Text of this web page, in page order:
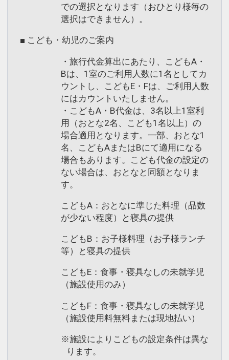
での選択となります（おひとり様毎の
選択はできません）。
■ こども・幼児のご案内
・旅行代金算出にあたり、こどもA・
Bは、1室のご利用人数に1名としてカ
ウントし、こどもE・Fは、ご利用人数
にはカウントいたしません。
・こどもA・B代金は、3名以上1室利
用（おとな2名、こども1名以上）の
場合適用となります。一部、おとな1
名、こどもAまたはBにて適用になる
場合もあります。こども代金の設定の
ない場合は、おとなと同額となりま
す。
こどもA：おとなに準じた料理（品数
が少ない程度）と寝具の提供
こどもB：お子様料理（お子様ランチ
等）と寝具の提供
こどもE：食事・寝具なしの未就学児
（施設使用のみ）
こどもF：食事・寝具なしの未就学児
（施設使用料無料または現地払い）
※施設によりこどもの設定条件は異な
ります。